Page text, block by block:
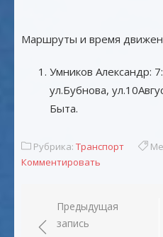
Маршруты и время
Умников Александр:
ул.Бубнова,
Быта.
Рубрика: Транспорт
Комментировать
Навигация
по
Предыдущая
запись